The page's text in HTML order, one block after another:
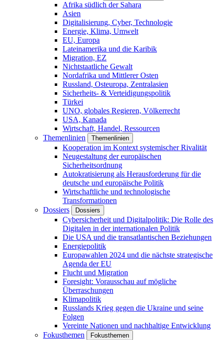
Afrika südlich der Sahara
Asien
Digitalisierung, Cyber, Technologie
Energie, Klima, Umwelt
EU, Europa
Lateinamerika und die Karibik
Migration, EZ
Nichtstaatliche Gewalt
Nordafrika und Mittlerer Osten
Russland, Osteuropa, Zentralasien
Sicherheits- & Verteidigungspolitik
Türkei
UNO, globales Regieren, Völkerrecht
USA, Kanada
Wirtschaft, Handel, Ressourcen
Themenlinien
Themenlinien
Kooperation im Kontext systemischer Rivalität
Neugestaltung der europäischen
Sicherheitsordnung
Autokratisierung als Herausforderung für die
deutsche und europäische Politik
Wirtschaftliche und technologische
Transformationen
Dossiers
Dossiers
Cybersicherheit und Digitalpolitik: Die Rolle des
Digitalen in der internationalen Politik
Die USA und die transatlantischen Beziehungen
Energiepolitik
Europawahlen 2024 und die nächste strategische
Agenda der EU
Flucht und Migration
Foresight: Vorausschau auf mögliche
Überraschungen
Klimapolitik
Russlands Krieg gegen die Ukraine und seine
Folgen
Vereinte Nationen und nachhaltige Entwicklung
Fokusthemen
Fokusthemen